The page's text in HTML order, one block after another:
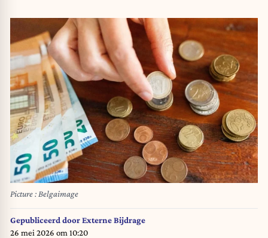
Picture : Belgaimage
Gepubliceerd doorExterne Bijdrage
26 mei 2026 om 10:20